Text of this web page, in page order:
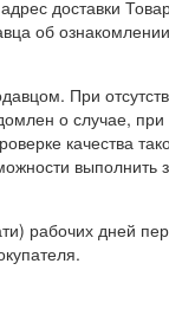
доставки
об
При
о случае,
качества
выполнить
рабочих дней